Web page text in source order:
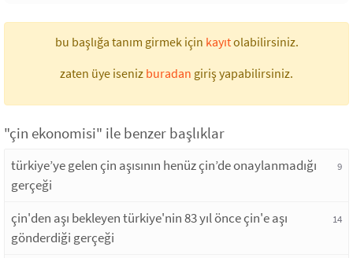
bu başlığa tanım girmek için kayıtolabilirsiniz.
zaten üye iseniz buradan giriş yapabilirsiniz.
"çin ekonomisi" ile benzer başlıklar
türkiye’ye gelen çin aşısının henüz çin’de onaylanmadığı
gerçeği
9
çin'den aşı bekleyen türkiye'nin 83 yıl önce çin'e aşı
gönderdiği gerçeği
14